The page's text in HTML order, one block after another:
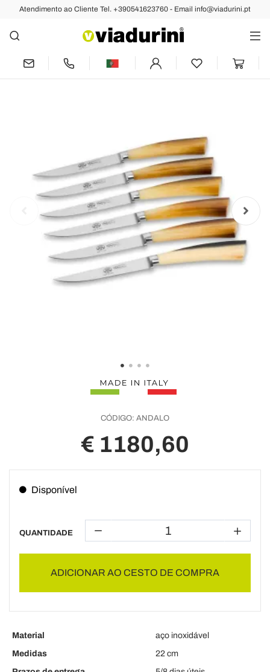
Atendimento ao Cliente Tel. +390541623760 - Email info@viadurini.pt
Anterior Próximo
6 facas de lâmina lisa, Berti Exclusivo
para Viadurini - Andalo
CÓDIGO: ANDALO
€ 1180,60
Disponível
QUANTIDADE
ADICIONAR AO CESTO DE COMPRA
Material
aço inoxidável
Medidas
22 cm